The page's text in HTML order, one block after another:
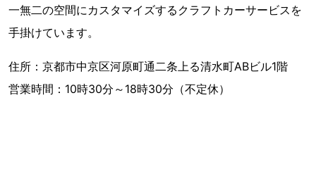
一無二の空間にカスタマイズするクラフトカーサービスを
手掛けています。
住所：京都市中京区河原町通二条上る清水町ABビル1階
営業時間：10時30分～18時30分（不定休）